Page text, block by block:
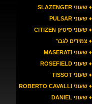
♦ שעוני SLAZENGER
♦ שעוני PULSAR
♦ שעוני סיטיזן CITIZEN
♦ צמידים לגבר
♦ שעוני MASERATI
♦ שעוני ROSEFIELD
♦ שעוני TISSOT
♦ שעוני ROBERTO CAVALLI
♦ שעוני DANIEL